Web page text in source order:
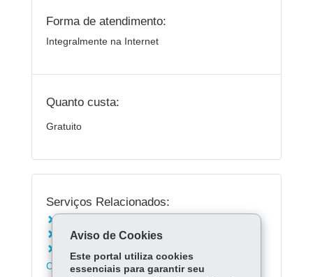
Forma de atendimento:
Integralmente na Internet
Quanto custa:
Gratuito
Serviços Relacionados:
Instalar o aplicativo Copel
Cadastrar usuário de equipamento vital na
Copel
Aviso de Cookies
Este portal utiliza cookies
essenciais para garantir seu